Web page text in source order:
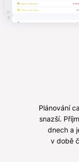
Plánování
snazší.
dnech a
v době